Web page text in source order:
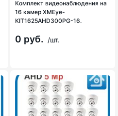
Комплект видеонаблюдения на
16 камер XMEye-
KIT1625AHD300PG-16.
0 руб. /шт.